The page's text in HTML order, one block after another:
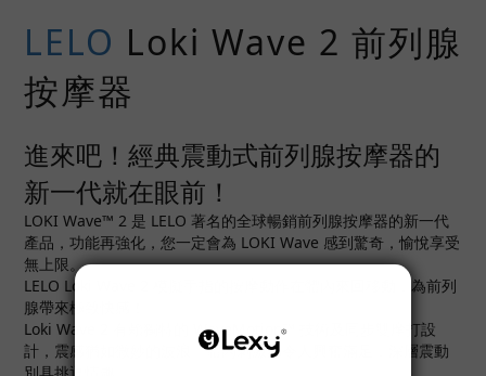
LELO Loki Wave 2 前列腺
按摩器
進來吧！經典震動式前列腺按摩器的
新一代就在眼前！
LOKI Wave™ 2 是 LELO 著名的全球暢銷前列腺按摩器的新一代
產品，功能再強化，您一定會為 LOKI Wave 感到驚奇，愉悅享受
無上限。
LELO Loki Wave 2 模擬手指的按摩動作在體內來回移動，為前列
腺帶來極致快感！
Loki Wave 2 有賴獨特的 WaveMotion™ 技術及同步雙摩打設
計，震感猶如微妙的波浪。體內刺激感令人興奮滿足，深層震動